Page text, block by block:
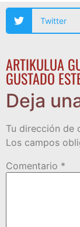
Twitter
ARTIKULUA
GUSTADO
Deja
Tu dirección de
Los campos
Comentario *